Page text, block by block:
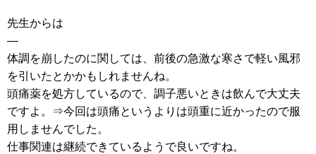
先生からは
—
体調を崩したのに関しては、前後の急激な寒さで軽い風邪
を引いたとかかもしれませんね。
頭痛薬を処方しているので、調子悪いときは飲んで大丈夫
ですよ。⇒今回は頭痛というよりは頭重に近かったので服
用しませんでした。
仕事関連は継続できているようで良いですね。